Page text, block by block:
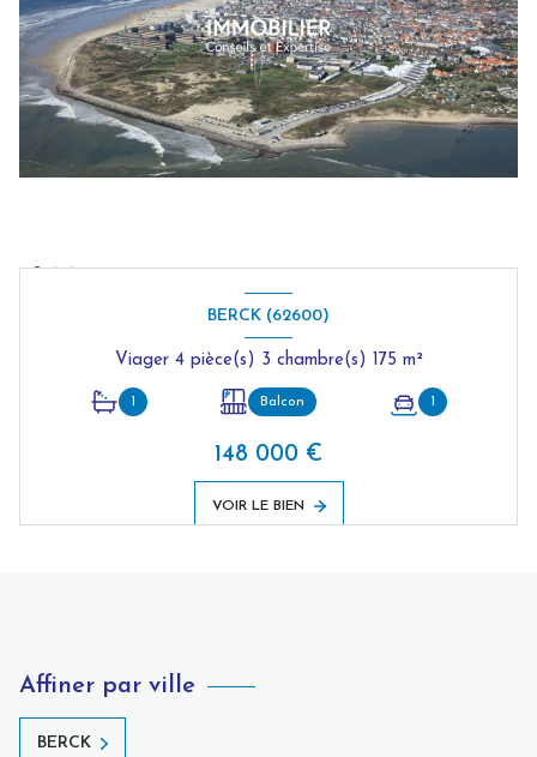
BERCK (62600)
Viager 4 pièce(s) 3 chambre(s) 175 m²
Balcon
148 000 €
VOIR LE BIEN
Affiner par ville
BERCK